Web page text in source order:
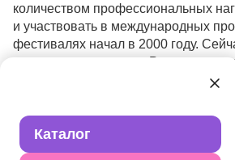
Каталог
количеством профессиональных
и участвовать в международных
фестивалях начал в 2000 году.
семинары не только в России, но и
Украине, Белоруссии, Польше,
Великобритании и США.
конкурсов и фестивалей проходит
Дмитрия в качестве председателя
фотоуроки Дмитрия регулярно